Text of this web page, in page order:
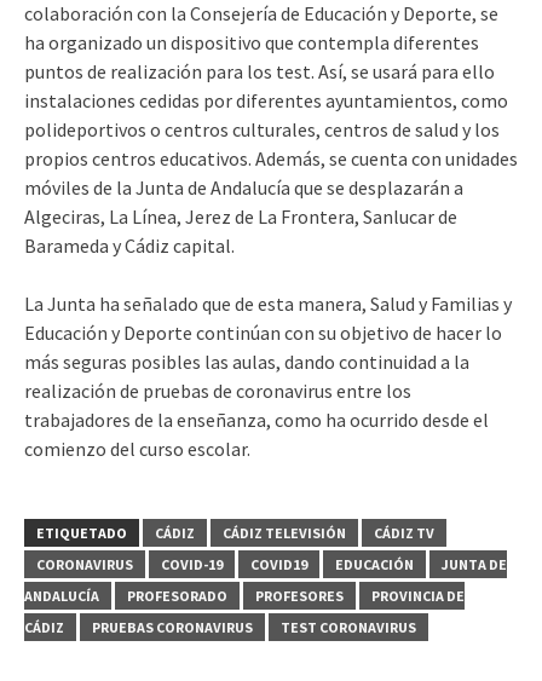
colaboración con la Consejería de Educación y Deporte, se
ha organizado un dispositivo que contempla diferentes
puntos de realización para los test. Así, se usará para ello
instalaciones cedidas por diferentes ayuntamientos, como
polideportivos o centros culturales, centros de salud y los
propios centros educativos. Además, se cuenta con unidades
móviles de la Junta de Andalucía que se desplazarán a
Algeciras, La Línea, Jerez de La Frontera, Sanlucar de
Barameda y Cádiz capital.
La Junta ha señalado que de esta manera, Salud y Familias y
Educación y Deporte continúan con su objetivo de hacer lo
más seguras posibles las aulas, dando continuidad a la
realización de pruebas de coronavirus entre los
trabajadores de la enseñanza, como ha ocurrido desde el
comienzo del curso escolar.
ETIQUETADO CÁDIZ CÁDIZ TELEVISIÓN
CÁDIZ TV
CORONAVIRUS
COVID-19 COVID19 EDUCACIÓN
JUNTA DE
ANDALUCÍA
PROFESORADO PROFESORES
PROVINCIA DE
CÁDIZ
PRUEBAS CORONAVIRUS TEST CORONAVIRUS